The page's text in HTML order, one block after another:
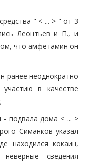
" < ... > " от 3
Леонтьев и П., и
что амфетамин он
ранее неоднократно
в качестве
- подвала дома < ... >
Симанков указал
находился кокаин,
сведения